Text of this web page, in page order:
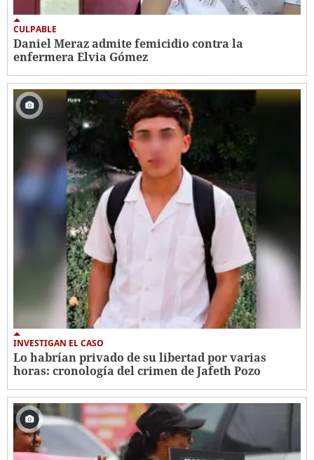
CULPABLE
Daniel Meraz admite femicidio contra la
enfermera Elvia Gómez
INVESTIGAN EL CASO
Lo habrían privado de su libertad por varias
horas: cronología del crimen de Jafeth Pozo